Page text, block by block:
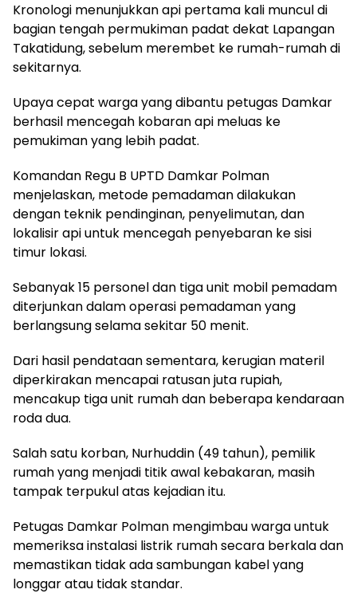
Kronologi menunjukkan api pertama kali muncul di
bagian tengah permukiman padat dekat Lapangan
Takatidung, sebelum merembet ke rumah-rumah di
sekitarnya.
Upaya cepat warga yang dibantu petugas Damkar
berhasil mencegah kobaran api meluas ke
pemukiman yang lebih padat.
Komandan Regu B UPTD Damkar Polman
menjelaskan, metode pemadaman dilakukan
dengan teknik pendinginan, penyelimutan, dan
lokalisir api untuk mencegah penyebaran ke sisi
timur lokasi.
Sebanyak 15 personel dan tiga unit mobil pemadam
diterjunkan dalam operasi pemadaman yang
berlangsung selama sekitar 50 menit.
Dari hasil pendataan sementara, kerugian materil
diperkirakan mencapai ratusan juta rupiah,
mencakup tiga unit rumah dan beberapa kendaraan
roda dua.
Salah satu korban, Nurhuddin (49 tahun), pemilik
rumah yang menjadi titik awal kebakaran, masih
tampak terpukul atas kejadian itu.
Petugas Damkar Polman mengimbau warga untuk
memeriksa instalasi listrik rumah secara berkala dan
memastikan tidak ada sambungan kabel yang
longgar atau tidak standar.